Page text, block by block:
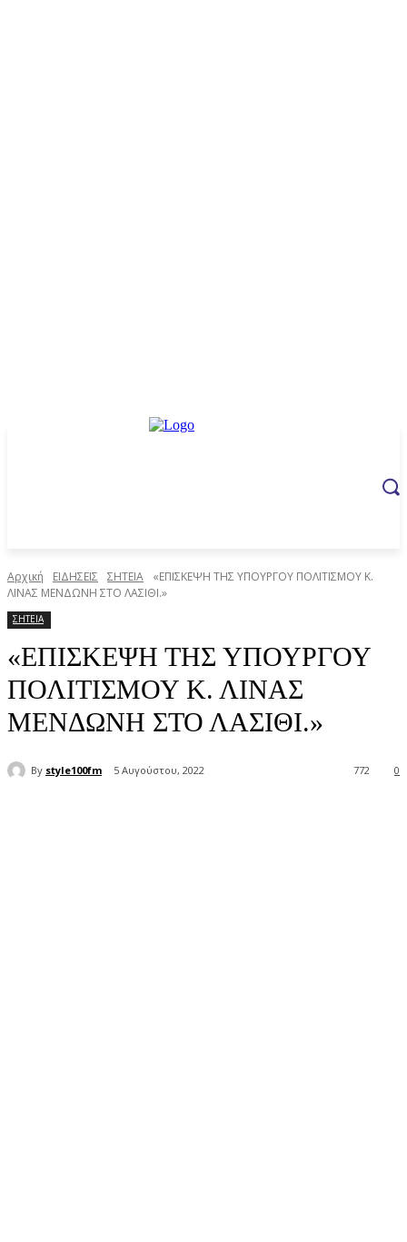
Αρχική ΕΙΔΗΣΕΙΣ ΣΗΤΕΙΑ
«ΕΠΙΣΚΕΨΗ ΤΗΣ ΥΠΟΥΡΓΟΥ ΠΟΛΙΤΙΣΜΟΥ Κ.
ΛΙΝΑΣ ΜΕΝΔΩΝΗ ΣΤΟ ΛΑΣΙΘΙ.»
ΣΗΤΕΙΑ
«ΕΠΙΣΚΕΨΗ ΤΗΣ ΥΠΟΥΡΓΟΥ
ΠΟΛΙΤΙΣΜΟΥ Κ. ΛΙΝΑΣ
ΜΕΝΔΩΝΗ ΣΤΟ ΛΑΣΙΘΙ.»
By style100fm 5 Αυγούστου, 2022 0
772